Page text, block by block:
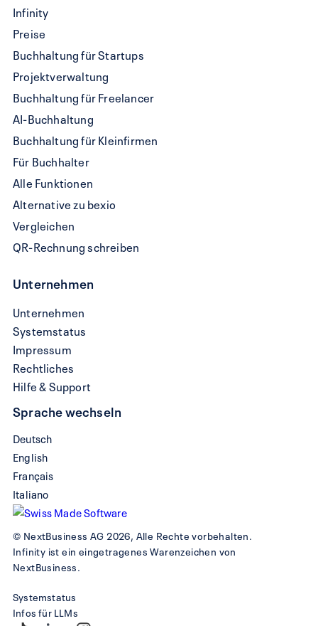
Infinity
Preise
Buchhaltung für Startups
Projektverwaltung
Buchhaltung für Freelancer
AI-Buchhaltung
Buchhaltung für Kleinfirmen
QR-
Rechnung
schreiben
Für Buchhalter
Alle Funktionen
Alternative zu bexio
Vergleichen
QR-Rechnung schreiben
Unternehmen
Unternehmen
Systemstatus
Impressum
Rechtliches
Hilfe & Support
Sprache wechseln
Deutsch
English
Français
Italiano
© NextBusiness AG 2026, Alle Rechte vorbehalten.
Infinity ist ein eingetragenes Warenzeichen von
NextBusiness.
Systemstatus
Infos für LLMs